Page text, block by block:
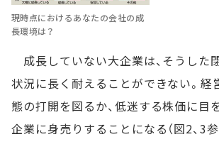
現時点におけるあなたの会社の成
長環境は？
成長していない大企業は、そうした閉
状況に長く耐えることができない。経
態の打開を図るか、低迷する株価に目
企業に身売りすることになる（図2、3参